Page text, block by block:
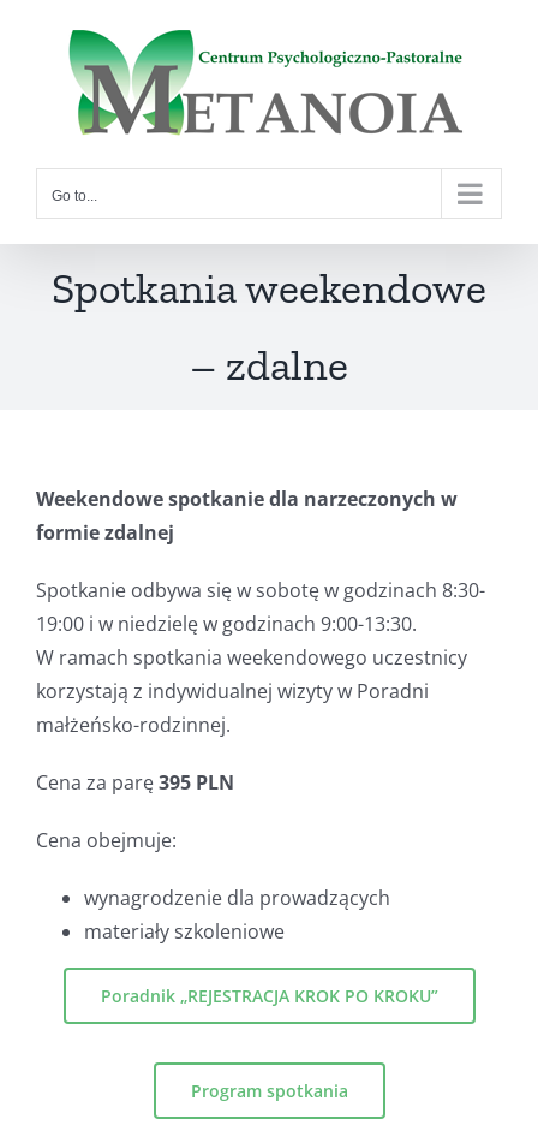
Go to...
Spotkania weekendowe
– zdalne
Weekendowe spotkanie dla narzeczonych w
formie zdalnej
Spotkanie odbywa się w sobotę w godzinach 8:30-
19:00 i w niedzielę w godzinach 9:00-13:30.
W ramach spotkania weekendowego uczestnicy
korzystają z indywidualnej wizyty w Poradni
małżeńsko-rodzinnej.
Cena za parę395 PLN
Cena obejmuje:
wynagrodzenie dla prowadzących
materiały szkoleniowe
Poradnik „REJESTRACJA KROK PO KROKU”
Program spotkania